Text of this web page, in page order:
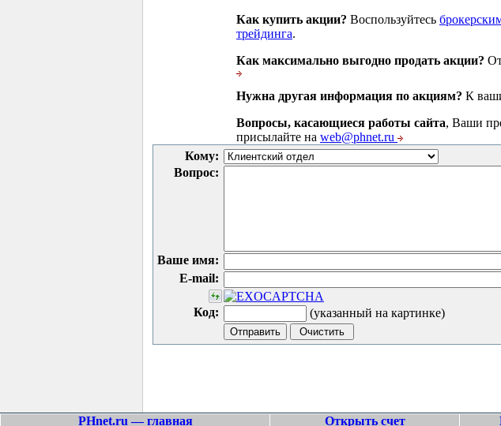
Как купить акции? Воспользуйтесь
трейдинга.
Как максимально выгодно продать акции?
Нужна другая информация по акциям? К
Вопросы, касающиеся работы сайта, Ваши
присылайте на web@phnet.ru
Кому:
Вопрос:
Ваше имя:
E-mail:
Код: (указанный на картинке)
PHnet.ru — главная Открыть счет